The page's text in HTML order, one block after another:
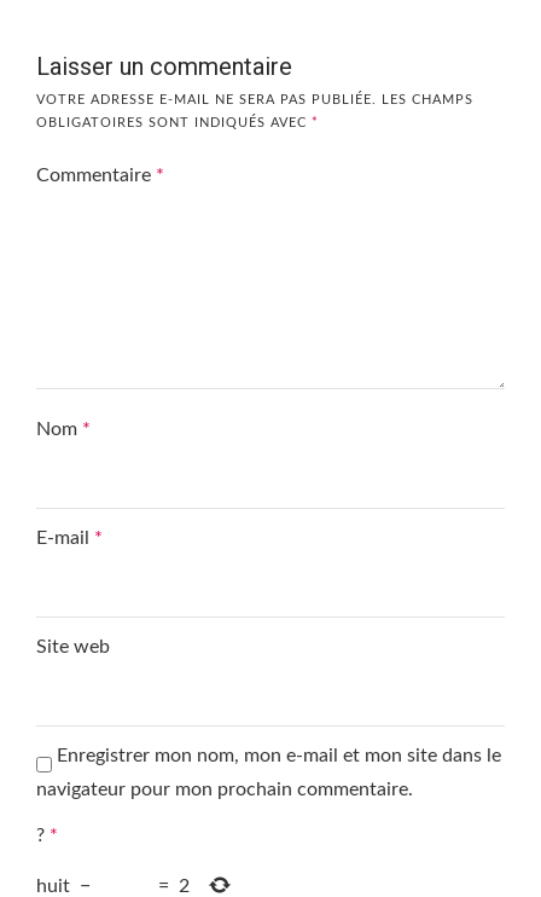
Laisser un commentaire
VOTRE ADRESSE E-MAIL NE SERA PAS PUBLIÉE.
LES CHAMPS
OBLIGATOIRES SONT INDIQUÉS AVEC *
Commentaire *
Nom *
E-mail *
Site web
Enregistrer mon nom, mon e-mail et mon site dans le
navigateur pour mon prochain commentaire.
? *
huit − = 2